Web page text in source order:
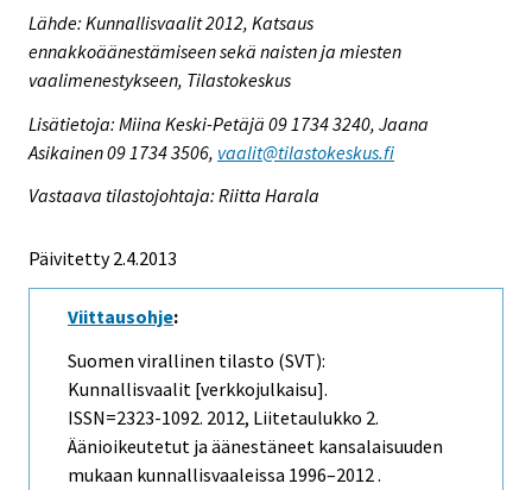
Lähde: Kunnallisvaalit 2012, Katsaus
ennakkoäänestämiseen sekä naisten ja miesten
vaalimenestykseen, Tilastokeskus
Lisätietoja: Miina Keski-Petäjä 09 1734 3240, Jaana
Asikainen 09 1734 3506, vaalit@tilastokeskus.fi
Vastaava tilastojohtaja: Riitta Harala
Päivitetty 2.4.2013
Viittausohje:
Suomen virallinen tilasto (SVT):
Kunnallisvaalit [verkkojulkaisu].
ISSN=2323-1092. 2012, Liitetaulukko 2.
Äänioikeutetut ja äänestäneet kansalaisuuden
mukaan kunnallisvaaleissa 1996–2012 .